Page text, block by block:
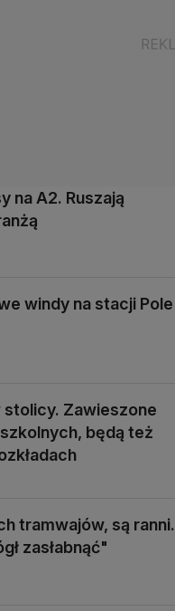
na A2. Ruszają
windy na stacji Pole
stolicy. Zawieszone
będą też
tramwajów, są ranni.
zasłabnąć"